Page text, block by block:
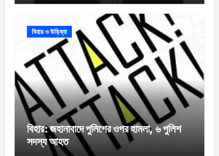
বিহার ও উড়িষ্যা
বিহার: জহানাবাদে পুলিশের ওপর হামলা, ৬ পুলিশ
সদস্য আহত